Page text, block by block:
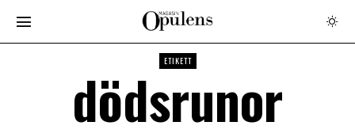
ETIKETT
dödsrunor